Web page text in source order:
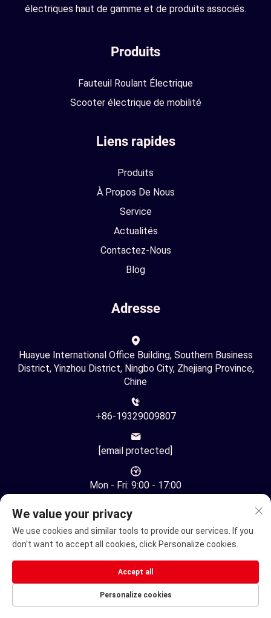
électriques haut de gamme et de produits associés.
Produits
Fauteuil Roulant Électrique
Scooter électrique de mobilité
Liens rapides
Produits
À Propos De Nous
Service
Actualités
Contactez-Nous
Blog
Adresse
Huayue International Office Building, Southern Business
District, Yinzhou District, Ningbo City, Zhejiang Province,
Chine
+86-19329009807
[email protected]
Mon - Fri: 9:00 - 17:00
Droit d'auteur © Ningbo Youhuan Automation Technology Co.,
Fauteuil roulant électrique Scooter de Mobilité Électrique
We value your privacy
We use cookies and similar tools to provide our services. If you
don't want to accept all cookies, click Personalize cookies.
Personalize cookies
Accept all